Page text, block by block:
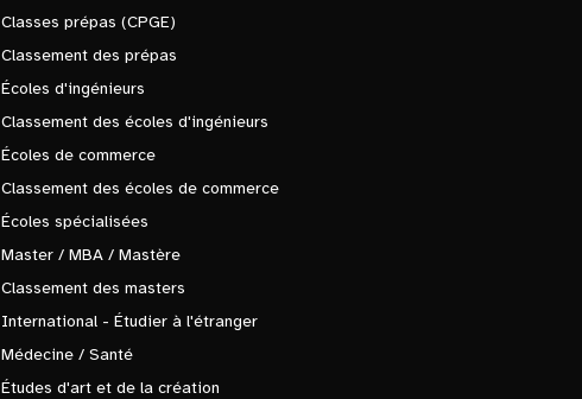
Classes prépas (CPGE)
Classement des prépas
Écoles d'ingénieurs
Classement des écoles d'ingénieurs
Écoles de commerce
Classement des écoles de commerce
Écoles spécialisées
Master / MBA / Mastère
Classement des masters
International - Étudier à l'étranger
Médecine / Santé
Études d'art et de la création